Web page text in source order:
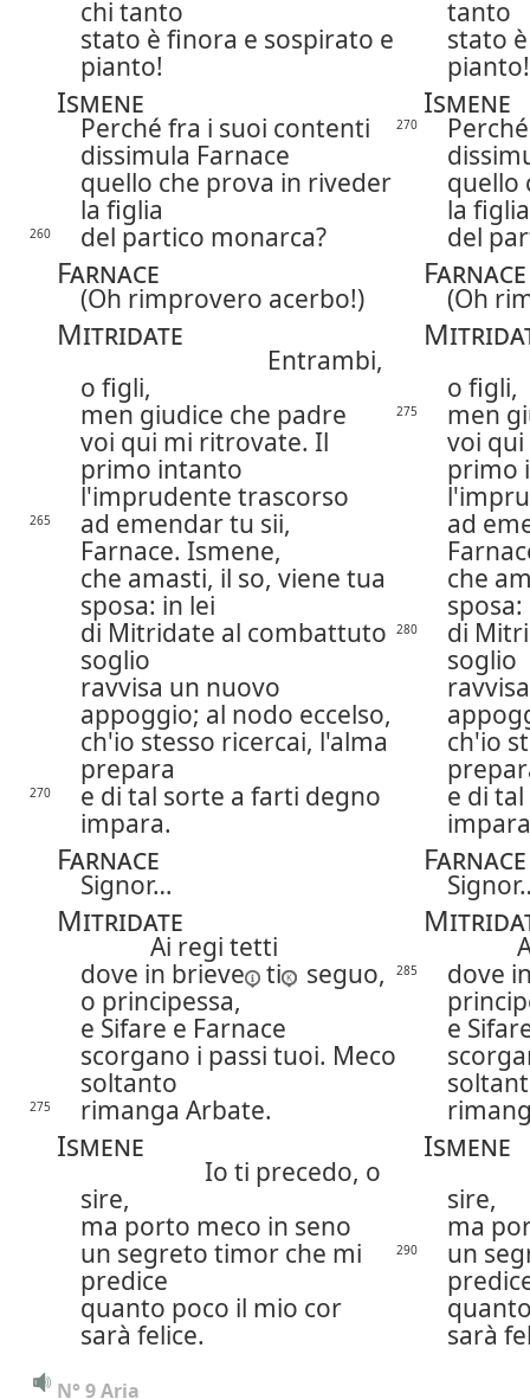
chi tanto
tanto
stato è finora e sospirato e
pianto!
stato
pianto!
Ismene Ismene
Perché fra i suoi contenti 270
dissimula Farnace
quello che prova in riveder
la figlia
quello
la figlia
260 del partico monarca? del
Farnace Farnace
(Oh rimprovero acerbo!) (Oh
Mitridate
Entrambi,
o figli,
o figli,
men giudice che padre
275
men
voi qui mi ritrovate. Il
primo intanto
voi
primo
l'imprudente trascorso
265
ad emendar tu sii,
Farnace. Ismene,
ad
che amasti, il so, viene tua
sposa: in lei
che
sposa:
di Mitridate al combattuto
soglio
280
di
soglio
ravvisa un nuovo
appoggio; al nodo eccelso,
ch'io stesso ricercai, l'alma
prepara
ch'io
270
e di tal sorte a farti degno
impara.
e di
Farnace Farnace
Signor…
Mitridate
Ai regi tetti
dove in brieve ti
seguo,
o principessa,
285
dove
e Sifare e Farnace
e
scorgano i passi tuoi. Meco
soltanto
275 rimanga Arbate.
Ismene Ismene
Io ti precedo, o
sire,
sire,
ma porto meco in seno
ma
un segreto timor che mi
predice
290
un
quanto poco il mio cor
sarà felice.
sarà
N° 9 Aria